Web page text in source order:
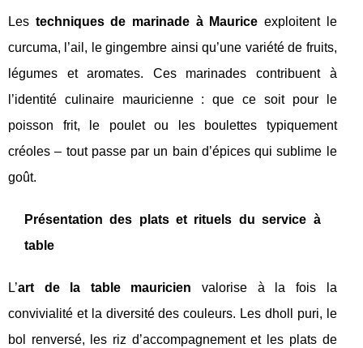
Les techniques de marinade à Maurice exploitent le
curcuma, l’ail, le gingembre ainsi qu’une variété de fruits,
légumes et aromates. Ces marinades contribuent à
l’identité culinaire mauricienne : que ce soit pour le
poisson frit, le poulet ou les boulettes typiquement
créoles – tout passe par un bain d’épices qui sublime le
goût.
Présentation des plats et rituels du service à
table
L’art de la table mauricien valorise à la fois la
convivialité et la diversité des couleurs. Les dholl puri, le
bol renversé, les riz d’accompagnement et les plats de